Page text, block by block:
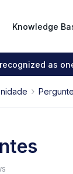
Knowledge
as